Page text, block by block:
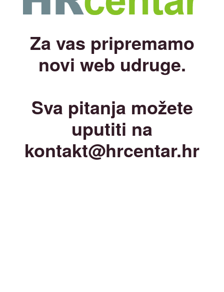
Za vas pripremamo
novi web udruge.
Sva pitanja možete
uputiti na
kontakt@hrcentar.hr